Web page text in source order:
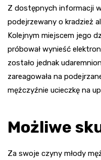
Z dostępnych informacji
podejrzewany o kradzież
Kolejnym miejscem jego
próbował wynieść
zostało jednak
zareagowała na
mężczyźnie ucieczkę na
Możliwe
Za swoje czyny młody